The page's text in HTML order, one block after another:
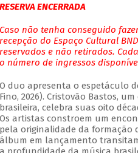
RESERVA ENCERRADA
Caso não tenha conseguido
recepção do Espaço Cultural
reservados e não retirados.
o número de ingressos
O duo apresenta o espetáculo
Fino, 2026). Cristovão Bastos,
brasileira, celebra suas oito
Os artistas constroem um
pela originalidade da formação
álbum em lançamento